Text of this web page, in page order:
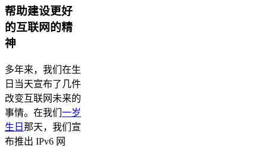
帮助建设更好
的互联网的精
神
多年来，我们在生
日当天宣布了几件
改变互联网未来的
事情。在我们 一岁
生日 那天，我们宣
布推出 IPv6 网